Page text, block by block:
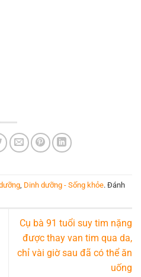
Dinh dưỡng - Sống khỏe. Đánh
Cụ bà 91 tuổi suy tim nặng
được thay van tim qua da,
chỉ vài giờ sau đã có thể ăn
uống